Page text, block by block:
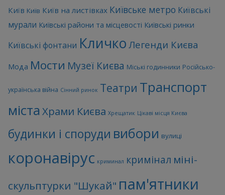
Київ Київ Київ на листівках Київське метро Київські
мурали Київські райони та місцевості Київські ринки
Київські фонтани Кличко Легенди Києва
Мода Мости Музеї Києва Міські годинники Російсько-
українська війна Сінний ринок Театри Транспорт
міста Храми Києва Хрещатик Цікаві місця Києва
будинки і споруди вибори вулиці
коронавірус криминал кримінал міні-
скульптурки "Шукай" пам'ятники